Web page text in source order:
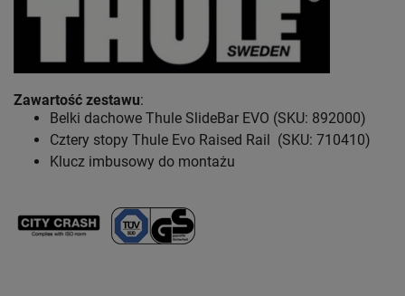
Zawartość zestawu:
Belki dachowe Thule SlideBar EVO (SKU: 892000)
Cztery stopy Thule Evo Raised Rail (SKU: 710410)
Klucz imbusowy do montażu